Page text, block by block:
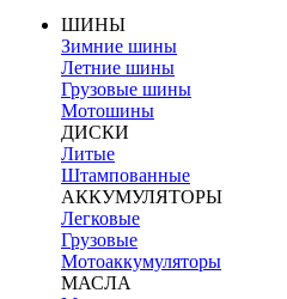
ШИНЫ
Зимние шины
Летние шины
Грузовые шины
Мотошины
ДИСКИ
Литые
Штампованные
АККУМУЛЯТОРЫ
Легковые
Грузовые
Мотоаккумуляторы
МАСЛА